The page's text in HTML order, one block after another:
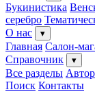
Букинистика
серебро
О нас
▾
Главная Салон-
Справочник
▾
Все разделы
Поиск Контакты